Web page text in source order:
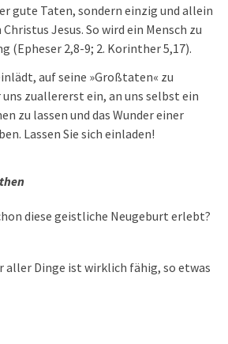
gute Taten, sondern einzig und allein
Jesus. So wird ein Mensch zu
(Epheser 2,8-9; 2. Korinther 5,17).
auf seine »Großtaten« zu
zuallererst ein, an uns selbst ein
zu lassen und das Wunder einer
Lassen Sie sich einladen!
diese geistliche Neugeburt erlebt?
aller Dinge ist wirklich fähig, so etwas